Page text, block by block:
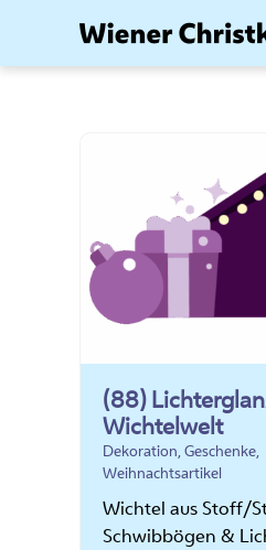
springen
(88)
Wichtelwelt
Dekoration, Geschenke,
Weihnachtsartikel
Wichtel aus Stoff/
Schwibbögen &